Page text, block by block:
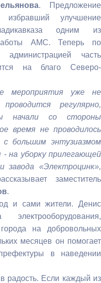
. Предложение
улучшение
одним из
АМС. Теперь по
администрацией часть
на благо Северо-
мероприятия уже не
регулярно,
начали со стороны
время не проводилось
большим энтузиазмом
- на уборку прилегающей
«Электроцинк»,
заместитель
.
и сами жители. Денис
города на добровольных
месяцев он помогает
в наведении
радость. Если каждый из